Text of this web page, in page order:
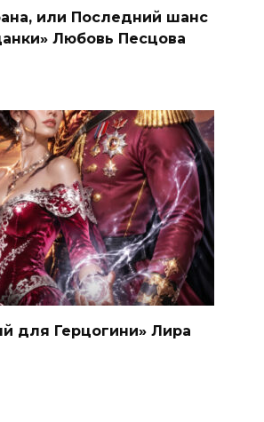
или Последний шанс
Любовь Песцова
для Герцогини» Лира